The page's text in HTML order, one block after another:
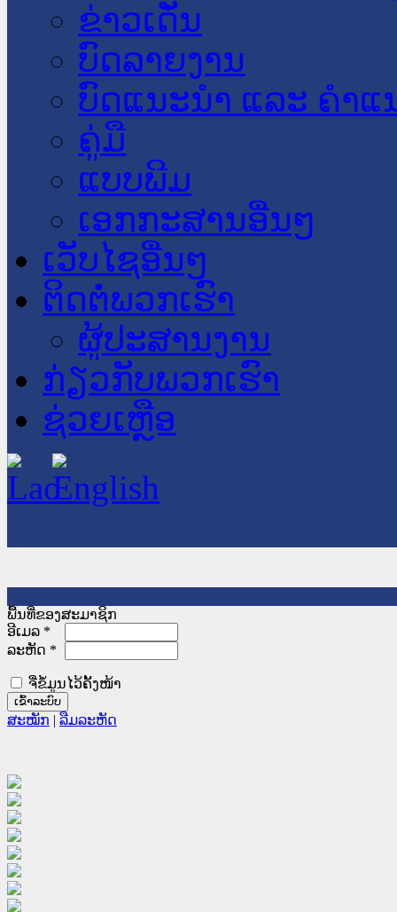
ຂ່າວເດັ່ນ
ບົດລາຍງານ
ບົດແນະນໍາ ແລະ ຄໍາແ
ຄູ່ມື
ແບບພີມ
ເອກກະສານອື່ນໆ
ເວັບໄຊອື່ນໆ
ຕິດຕໍ່ພວກເຮົາ
ຜູ້ປະສານງານ
ກ່ຽວກັບພວກເຮົາ
ຊ່ວຍເຫຼືອ
ພື້ນທີ່ຂອງສະມາຊິກ
ອີເມລ *
ລະຫັດ *
ຈື່ຂໍ້ມູນໄວ້ຄັ້ງໜ້າ
ສະໝັກ | ລືມລະຫັດ